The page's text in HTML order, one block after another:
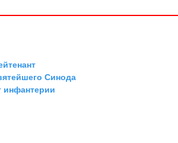
Синода
инфантерии